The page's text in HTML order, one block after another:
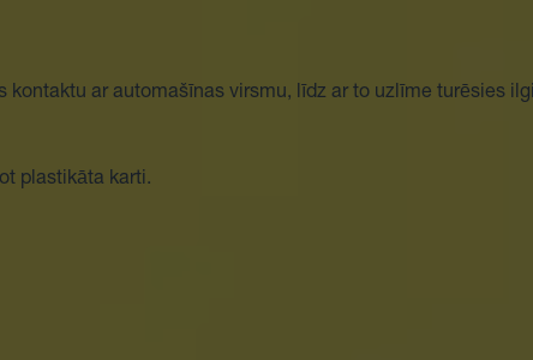
ar automašīnas virsmu, līdz ar to uzlīme turēsies
plastikāta karti.